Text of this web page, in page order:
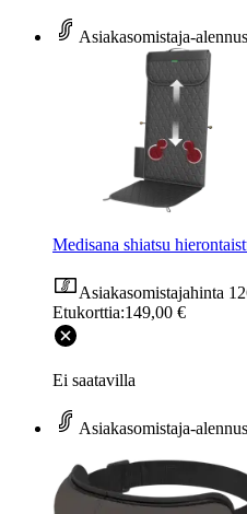
Asiakasomistaja-alennus
Medisana shiatsu
Asiakasomistajahinta
Etukorttia:149,00 €
Ei saatavilla
Asiakasomistaja-alennus